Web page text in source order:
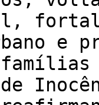
e